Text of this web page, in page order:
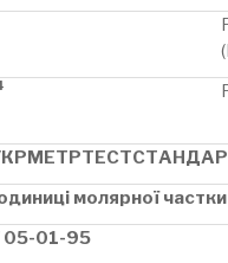
молярної
01-95